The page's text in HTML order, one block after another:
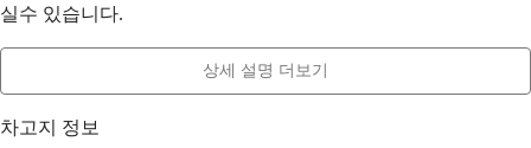
실수 있습니다. ㅤ
상세 설명 더보기
차고지 정보